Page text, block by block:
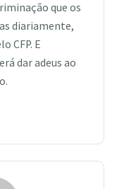
que os
diariamente,
CFP. E
dar adeus ao